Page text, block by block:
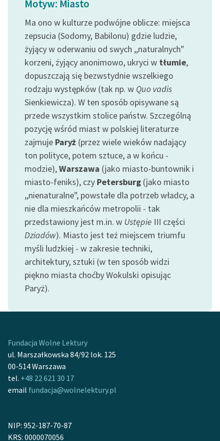
Ręce pełne poezji
Kolekcje edukacyjne
twórców przechodzących
do domeny publicznej,
lektur szkolnych oraz
Starego Testamentu
Odkurzamy bohaterów
Szkoła Poezji Wolnych
Lektur
O nas
Kontakt
O projekcie
Zespół
Zasady wykorzystania
Wolnych Lektur
Logotypy
Materiały promocyjne
Polityka prywatności
Dane fundacji i
sprawozdania finansowe
Regulamin darowizn
Deklaracja dostępności
Motyw: Miasto
Ma ono w kulturze podwójne oblicze: miejsca
zepsucia (Sodomy, Babilonu) gdzie ludzie,
żyjący w oderwaniu od swych ,,naturalnych"
korzeni, żyjący anonimowo, ukryci w tłumie,
dopuszczają się bezwstydnie wszelkiego
rodzaju występków (tak np. w Quo vadis
Sienkiewicza). W ten sposób opisywane są
przede wszystkim stolice państw. Szczególną
pozycję wśród miast w polskiej literaturze
zajmuje Paryż (przez wiele wieków nadający
ton polityce, potem sztuce, a w końcu -
modzie),Warszawa (jako miasto-buntownik i
miasto-feniks), czy Petersburg (jako miasto
,,nienaturalne", powstałe dla potrzeb władcy, a
nie dla mieszkańców metropolii - tak
przedstawiony jest m.in. w Ustępie III części
Dziadów). Miasto jest też miejscem triumfu
myśli ludzkiej - w zakresie techniki,
architektury, sztuki (w ten sposób widzi
piękno miasta choćby Wokulski opisując
Paryż).
Fundacja Wolne Lektury
ul. Marszałkowska 84/92 lok. 125
00-514 Warszawa
tel. +48 22 621 30 17
email fundacja@wolnelektury.pl
NIP: 952-187-70-87
KRS: 0000070056